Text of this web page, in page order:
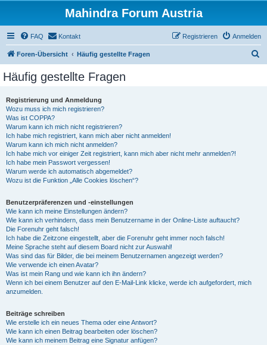
Mahindra Forum Austria
FAQ Kontakt Anmelden
Registrieren
Foren-Übersicht Häufig gestellte Fragen
Häufig gestellte Fragen
Registrierung und Anmeldung
Wozu muss ich mich registrieren?
Was ist COPPA?
Warum kann ich mich nicht registrieren?
Ich habe mich registriert, kann mich aber nicht anmelden!
Warum kann ich mich nicht anmelden?
Ich habe mich vor einiger Zeit registriert, kann mich aber nicht mehr anmelden?!
Ich habe mein Passwort vergessen!
Warum werde ich automatisch abgemeldet?
Wozu ist die Funktion „Alle Cookies löschen“?
Benutzerpräferenzen und -einstellungen
Wie kann ich meine Einstellungen ändern?
Wie kann ich verhindern, dass mein Benutzername in der Online-Liste auftaucht?
Die Forenuhr geht falsch!
Ich habe die Zeitzone eingestellt, aber die Forenuhr geht immer noch falsch!
Meine Sprache steht auf diesem Board nicht zur Auswahl!
Was sind das für Bilder, die bei meinem Benutzernamen angezeigt werden?
Wie verwende ich einen Avatar?
Was ist mein Rang und wie kann ich ihn ändern?
Wenn ich bei einem Benutzer auf den E-Mail-Link klicke, werde ich aufgefordert, mich
anzumelden.
Beiträge schreiben
Wie erstelle ich ein neues Thema oder eine Antwort?
Wie kann ich einen Beitrag bearbeiten oder löschen?
Wie kann ich meinem Beitrag eine Signatur anfügen?